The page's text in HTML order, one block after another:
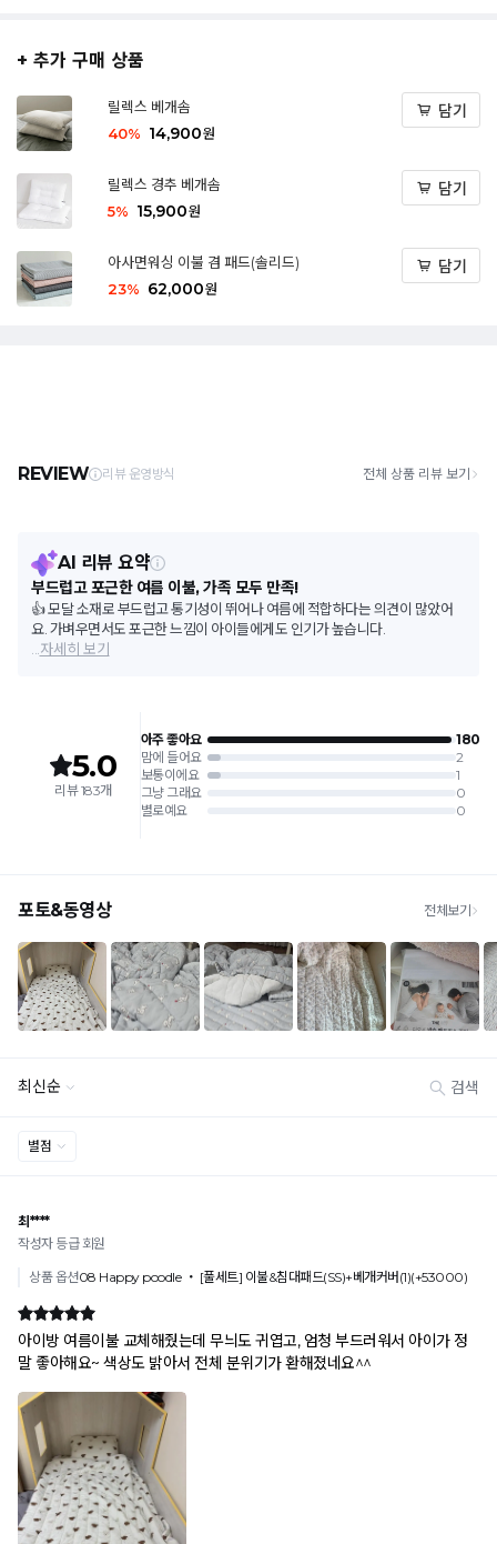
+ 추가 구매 상품
릴렉스 베개솜
40% 14,900원
담기
릴렉스 경추 베개솜
5% 15,900원
담기
아사면워싱 이불 겸 패드(솔리드)
23% 62,000원
담기